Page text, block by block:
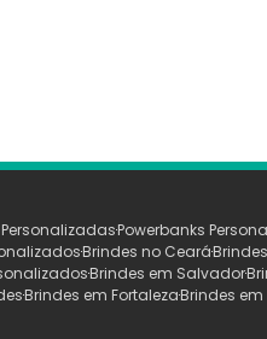
Powerbanks
Brindes no Ceará
Brindes em Salvador
Brindes em FortalezaBrindes em